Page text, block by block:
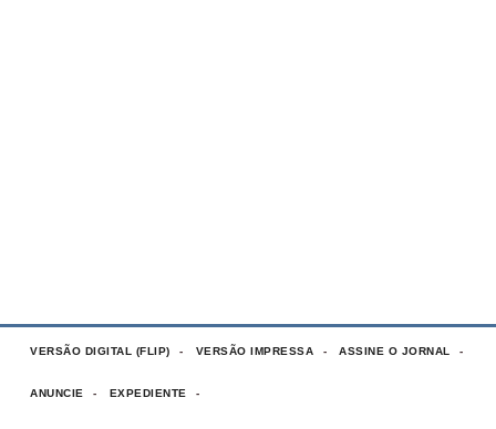
VERSÃO DIGITAL (FLIP) VERSÃO IMPRESSA ASSINE O JORNAL
ANUNCIE EXPEDIENTE